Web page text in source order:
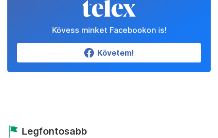
Kövess minket Facebookon is!
Követem!
Legfontosabb